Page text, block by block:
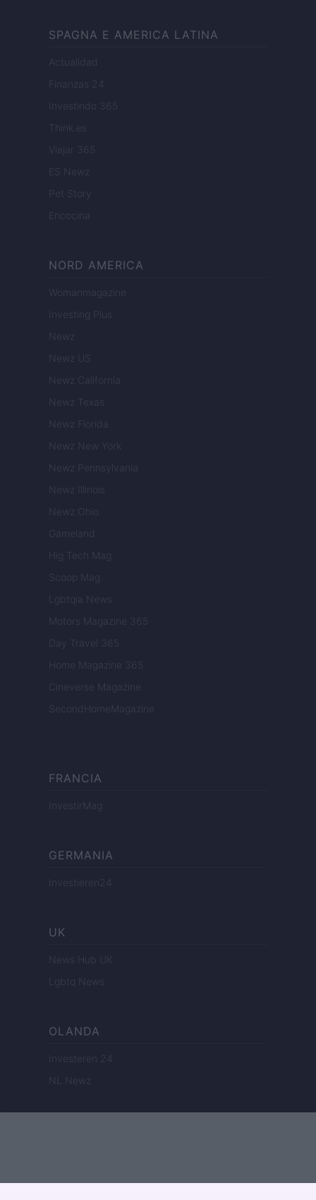
SPAGNA E AMERICA LATINA
Actualidad
Finanzas 24
Investindo 365
Think.es
Viajar 365
ES Newz
Pet Story
Encocina
NORD AMERICA
Womanmagazine
Investing Plus
Newz
Newz US
Newz California
Newz Texas
Newz Florida
Newz New York
Newz Pennsylvania
Newz Illinois
Newz Ohio
Gameland
Hig Tech Mag
Scoop Mag
Lgbtqia News
Motors Magazine 365
Day Travel 365
Home Magazine 365
Cineverse Magazine
SecondHomeMagazine
FRANCIA
InvestirMag
GERMANIA
Investieren24
UK
News Hub UK
Lgbtq News
OLANDA
Investeren 24
NL Newz